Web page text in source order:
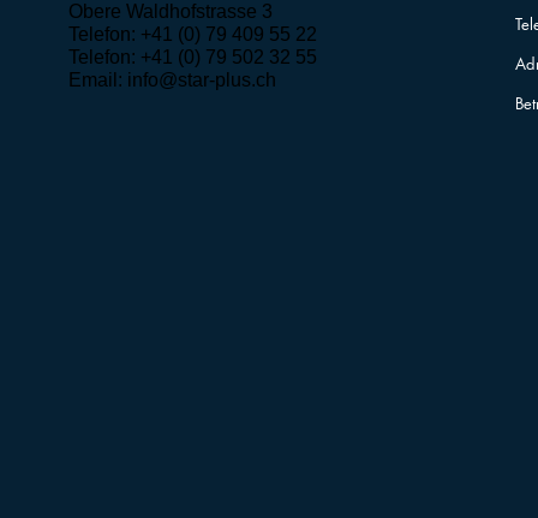
Obere Waldhofstrasse 3
Telefon: +41 (0) 79 409 55 22
Telefon: +41 (0) 79 502 32 55
Email: info@star-plus.ch